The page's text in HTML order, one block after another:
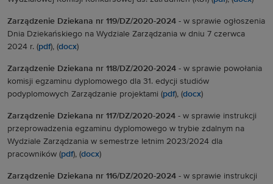
Zarządzenie Dziekana nr 119/DZ/2020-2024 - w sprawie ogłoszenia
Dnia Dziekańskiego na Wydziale Zarządzania w dniu 7 czerwca
2024 r. (pdf), (docx)
Zarządzenie Dziekana nr 118/DZ/2020-2024 - w sprawie powołania
komisji egzaminu dyplomowego dla 31. edycji studiów
podyplomowych Zarządzanie projektami (pdf), (docx)
Zarządzenie Dziekana nr 117/DZ/2020-2024 - w sprawie instrukcji
przeprowadzenia egzaminu dyplomowego w trybie zdalnym na
Wydziale Zarządzania w semestrze letnim 2023/2024 dla
pracowników (pdf), (docx)
Zarządzenie Dziekana nr 116/DZ/2020-2024 - w sprawie instrukcji